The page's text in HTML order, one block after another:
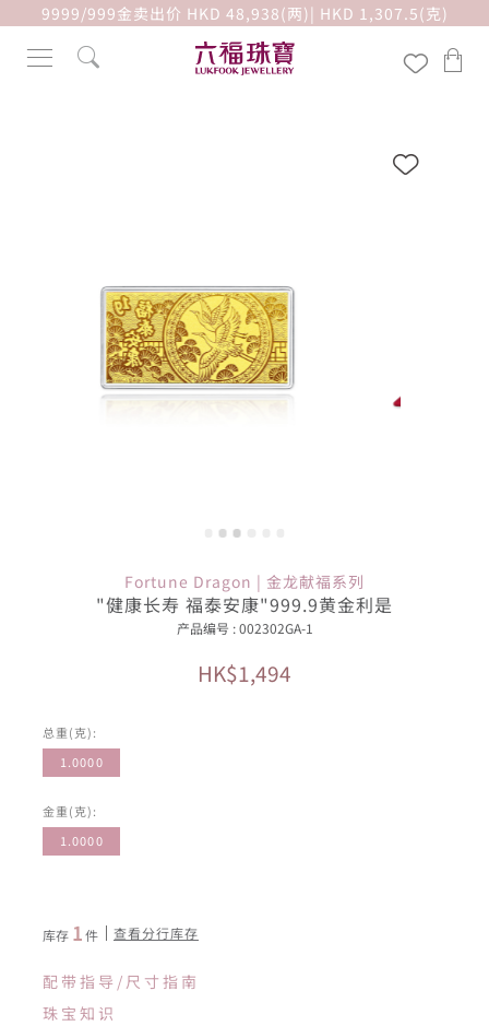
9999/999金卖出价 HKD 48,938(两)| HKD 1,307.5(克)
Fortune Dragon | 金龙献福系列
"健康长寿 福泰安康"999.9黄金利是
产品编号 : 002302GA-1
HK$1,494
总重(克):
1.0000
金重(克):
1.0000
库存 1件 查看分行库存
配带指导/尺寸指南
珠宝知识